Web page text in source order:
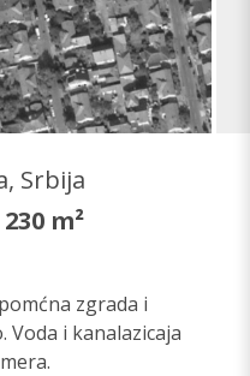
Srbija
230 m²
zgrada i
i kanalazicaja